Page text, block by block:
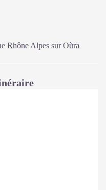
Rhône Alpes surOùra